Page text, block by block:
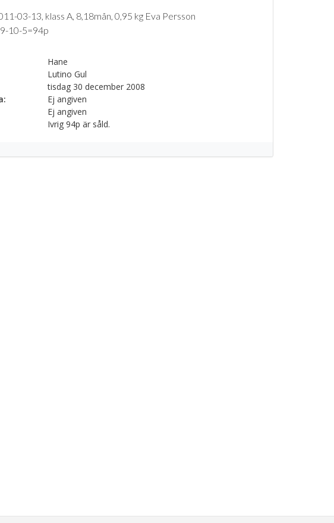
03-13, klass A, 8,18mån, 0,95 kg Eva Persson
10-5=94p
Hane
Lutino Gul
tisdag 30 december 2008
Ej angiven
Ej angiven
Ivrig 94p är såld.